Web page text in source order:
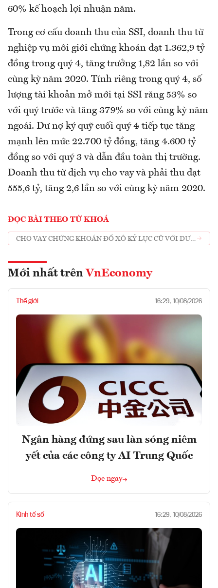
60% kế hoạch lợi nhuận năm.
Trong cơ cấu doanh thu của SSI, doanh thu từ
nghiệp vụ môi giới chứng khoán đạt 1.362,9 tỷ
đồng trong quý 4, tăng trưởng 1,82 lần so với
cùng kỳ năm 2020. Tính riêng trong quý 4, số
lượng tài khoản mở mới tại SSI răng 53% so
với quý trước và tăng 379% so với cùng kỳ năm
ngoái. Dư nợ ký quỹ cuối quý 4 tiếp tục tăng
mạnh lên mức 22.700 tỷ đồng, tăng 4.600 tỷ
đồng so với quý 3 và dẫn đầu toàn thị trường.
Doanh thu từ dịch vụ cho vay và phải thu đạt
555,6 tỷ, tăng 2,6 lần so với cùng kỳ năm 2020.
ĐỌC BÀI THEO TỪ KHOÁ
CHO VAY CHỨNG KHOÁN ĐỔ XÔ KỶ LỤC CŨ VỚI DƯ
Mới nhất trên VnEconomy
Thế giới 16:29, 10/08/2026
Ngân hàng đứng sau làn sóng niêm
yết của các công ty AI Trung Quốc
Đọc ngay
Kinh tế số 16:29, 10/08/2026